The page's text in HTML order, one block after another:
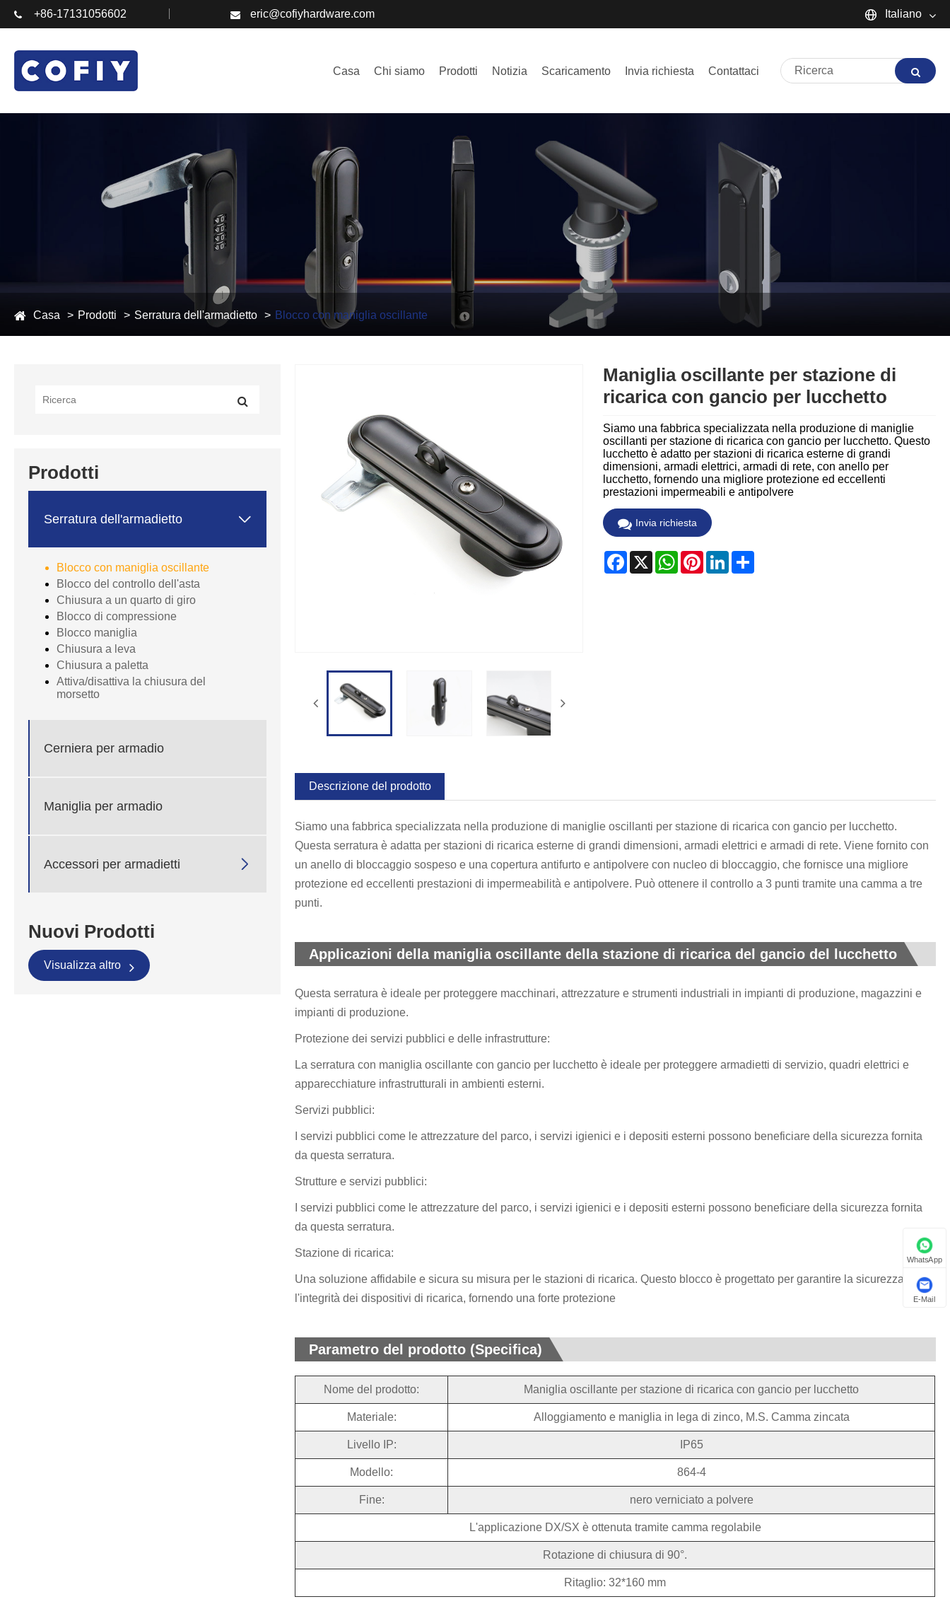
+86-17131056602 eric@cofiyhardware.com Italiano
Italiano
Svenska
magyar
Casa Chi siamo Prodotti Notizia Scaricamento Invia richiesta Contattaci
Casa Prodotti Serratura dell'armadietto Blocco con maniglia oscillante
Prodotti
Serratura dell'armadietto 
Blocco con maniglia oscillante
Blocco del controllo dell'asta
Chiusura a un quarto di giro
Blocco di compressione
Blocco maniglia
Chiusura a leva
Chiusura a paletta
Attiva/disattiva la chiusura del
morsetto
Cerniera per armadio
Maniglia per armadio
Accessori per armadietti 
Nuovi Prodotti
Visualizza altro
Maniglia oscillante per stazione di
ricarica con gancio per lucchetto
Siamo una fabbrica specializzata nella produzione di maniglie
oscillanti per stazione di ricarica con gancio per lucchetto. Questo
lucchetto è adatto per stazioni di ricarica esterne di grandi
dimensioni, armadi elettrici, armadi di rete, con anello per
lucchetto, fornendo una migliore protezione ed eccellenti
prestazioni impermeabili e antipolvere
Invia richiesta
Facebook
X WhatsApp
PinterestLinkedInShare
Descrizione del prodotto
Siamo una fabbrica specializzata nella produzione di maniglie oscillanti per stazione di ricarica con gancio per lucchetto.
Questa serratura è adatta per stazioni di ricarica esterne di grandi dimensioni, armadi elettrici e armadi di rete. Viene fornito con
un anello di bloccaggio sospeso e una copertura antifurto e antipolvere con nucleo di bloccaggio, che fornisce una migliore
protezione ed eccellenti prestazioni di impermeabilità e antipolvere. Può ottenere il controllo a 3 punti tramite una camma a tre
punti.
Applicazioni della maniglia oscillante della stazione di ricarica del gancio del lucchetto
Questa serratura è ideale per proteggere macchinari, attrezzature e strumenti industriali in impianti di produzione, magazzini e
impianti di produzione.
Protezione dei servizi pubblici e delle infrastrutture:
La serratura con maniglia oscillante con gancio per lucchetto è ideale per proteggere armadietti di servizio, quadri elettrici e
apparecchiature infrastrutturali in ambienti esterni.
Servizi pubblici:
I servizi pubblici come le attrezzature del parco, i servizi igienici e i depositi esterni possono beneficiare della sicurezza fornita
da questa serratura.
Strutture e servizi pubblici:
I servizi pubblici come le attrezzature del parco, i servizi igienici e i depositi esterni possono beneficiare della sicurezza fornita
da questa serratura.
Stazione di ricarica:
Una soluzione affidabile e sicura su misura per le stazioni di ricarica. Questo blocco è progettato per garantire la sicurezza e
l'integrità dei dispositivi di ricarica, fornendo una forte protezione
Parametro del prodotto (Specifica)
Nome del prodotto: Maniglia oscillante per stazione di ricarica con gancio per lucchetto
Materiale: Alloggiamento e maniglia in lega di zinco, M.S. Camma zincata
Livello IP: IP65
Modello: 864-4
Fine: nero verniciato a polvere
L'applicazione DX/SX è ottenuta tramite camma regolabile
Rotazione di chiusura di 90°.
Ritaglio: 32*160 mm
WhatsApp
E-Mail